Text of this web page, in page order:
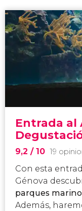
Entrada al
9,2 / 10 19
Con esta
Génova
parques
Además,